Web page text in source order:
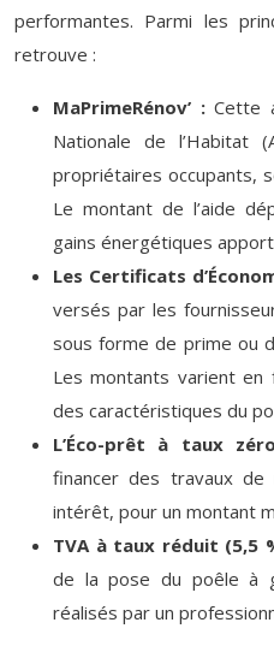
performantes. Parmi les
retrouve :
MaPrimeRénov’ :Cette
Nationale de l’Habitat
propriétaires occupants,
Le montant de l’aide
gains énergétiques
Les Certificats
versés par les
sous forme de prime ou
Les montants varient
des caractéristiques du
L’Éco-prêt à taux
financer des travaux de
intérêt, pour un montant
TVA à taux réduit (5,5
de la pose du poêle à
réalisés par un